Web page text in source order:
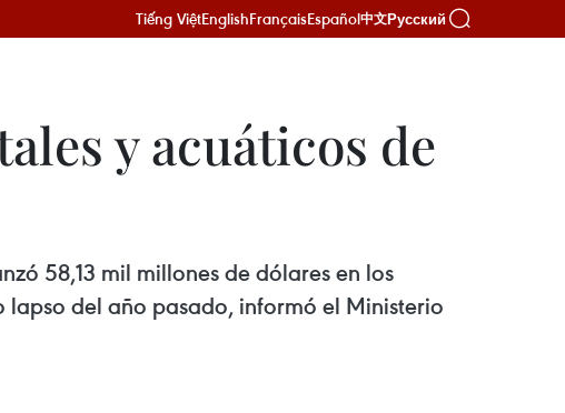
Tiếng ViệtEnglishFrançaisEspañol中文Русский
y acuáticos de
58,13 mil millones de dólares en los
lapso del año pasado, informó el Ministerio